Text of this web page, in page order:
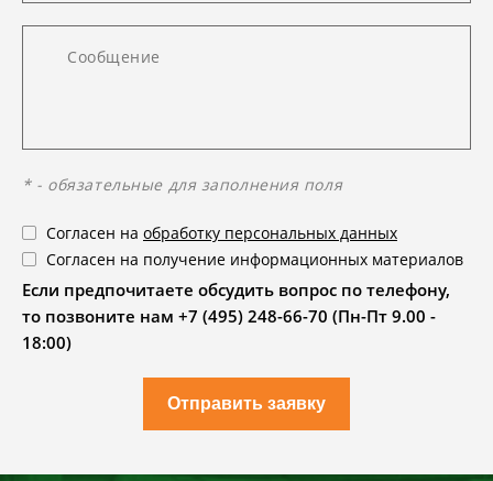
* - обязательные для заполнения поля
Согласен на обработку персональных данных
Согласен на получение информационных материалов
Если предпочитаете обсудить вопрос по телефону,
то позвоните нам +7 (495) 248-66-70 (Пн-Пт 9.00 -
18:00)
Отправить заявку